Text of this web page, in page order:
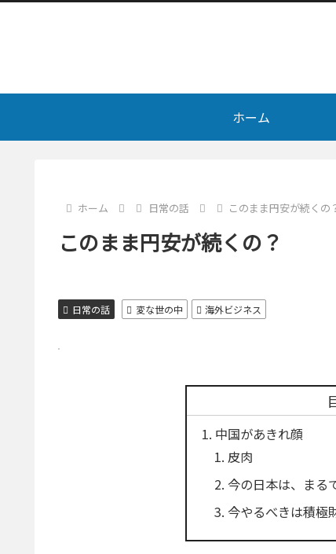
ホーム
ホーム 日常の話 このまま円安が続くの
このまま円安が続くの？
日常の話 変な世の中 海外ビジネス
中国があきれ顔
皮肉
今の日本は、まる
今やるべきは積極